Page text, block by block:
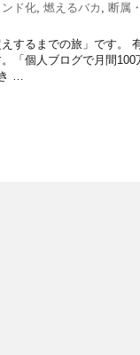
ド化, 燃えるバカ , 断属
するまでの旅」です。
「個人ブログで月間
…